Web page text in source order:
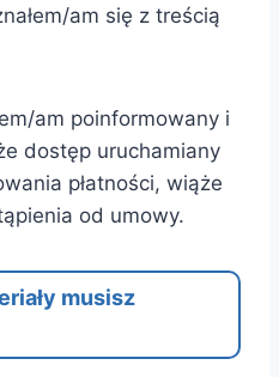
am się z treścią
am poinformowany i
dostęp uruchamiany
płatności, wiąże
od umowy.
musisz